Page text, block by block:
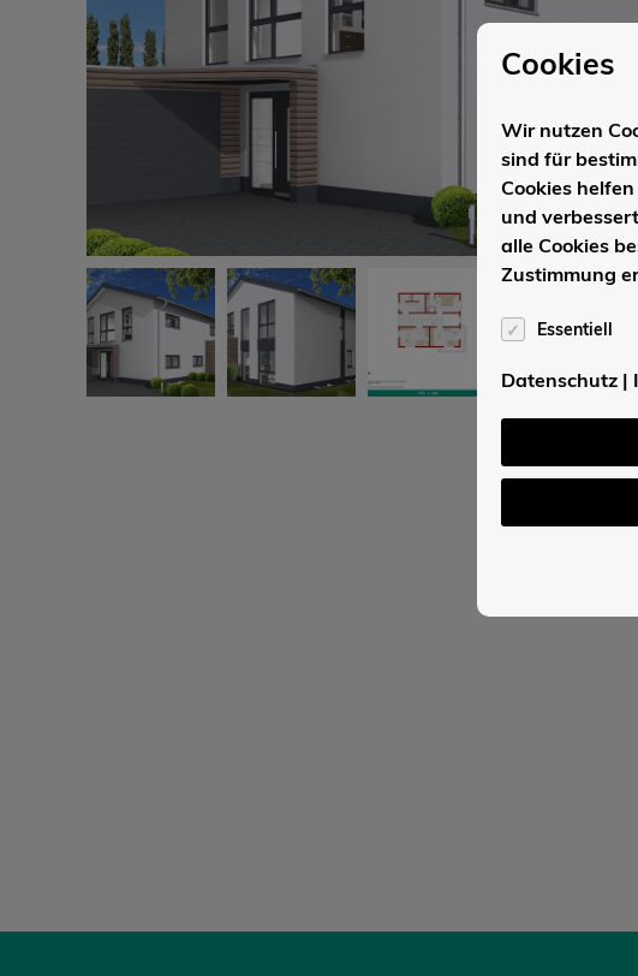
Cookies
Wir nutzen
sind für
Cookies
und
alle Cookies
Zustimmung
Essentiell
Datenschutz |